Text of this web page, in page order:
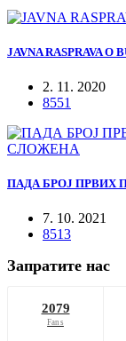
JAVNA RASPRAVA O
2. 11. 2020
8551
ПАДА БРОЈ ПРВИХ
7. 10. 2021
8513
Запратите нас
2079
Fans